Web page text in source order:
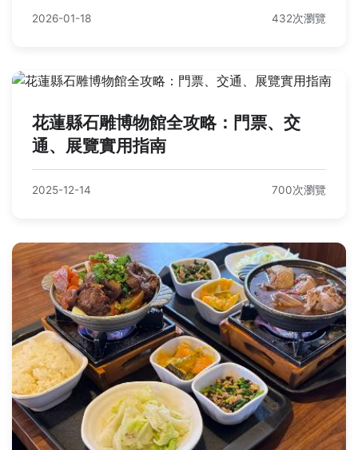
2026-01-18 432次瀏覽
花蓮縣石雕博物館全攻略：門票、交
通、展覽實用指南
2025-12-14 700次瀏覽